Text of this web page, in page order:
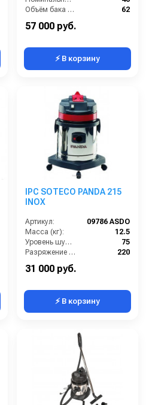
Объём бака (л):
62
Рабочая ширина основной насадки (мм):
57 000 руб.
⚡ В корзину
IPC SOTECO PANDA 215
INOX
Артикул:
09786 ASDO
Масса (кг):
12.5
Уровень шума (дБ):
75
Разряжение (мБар):
220
31 000 руб.
⚡ В корзину